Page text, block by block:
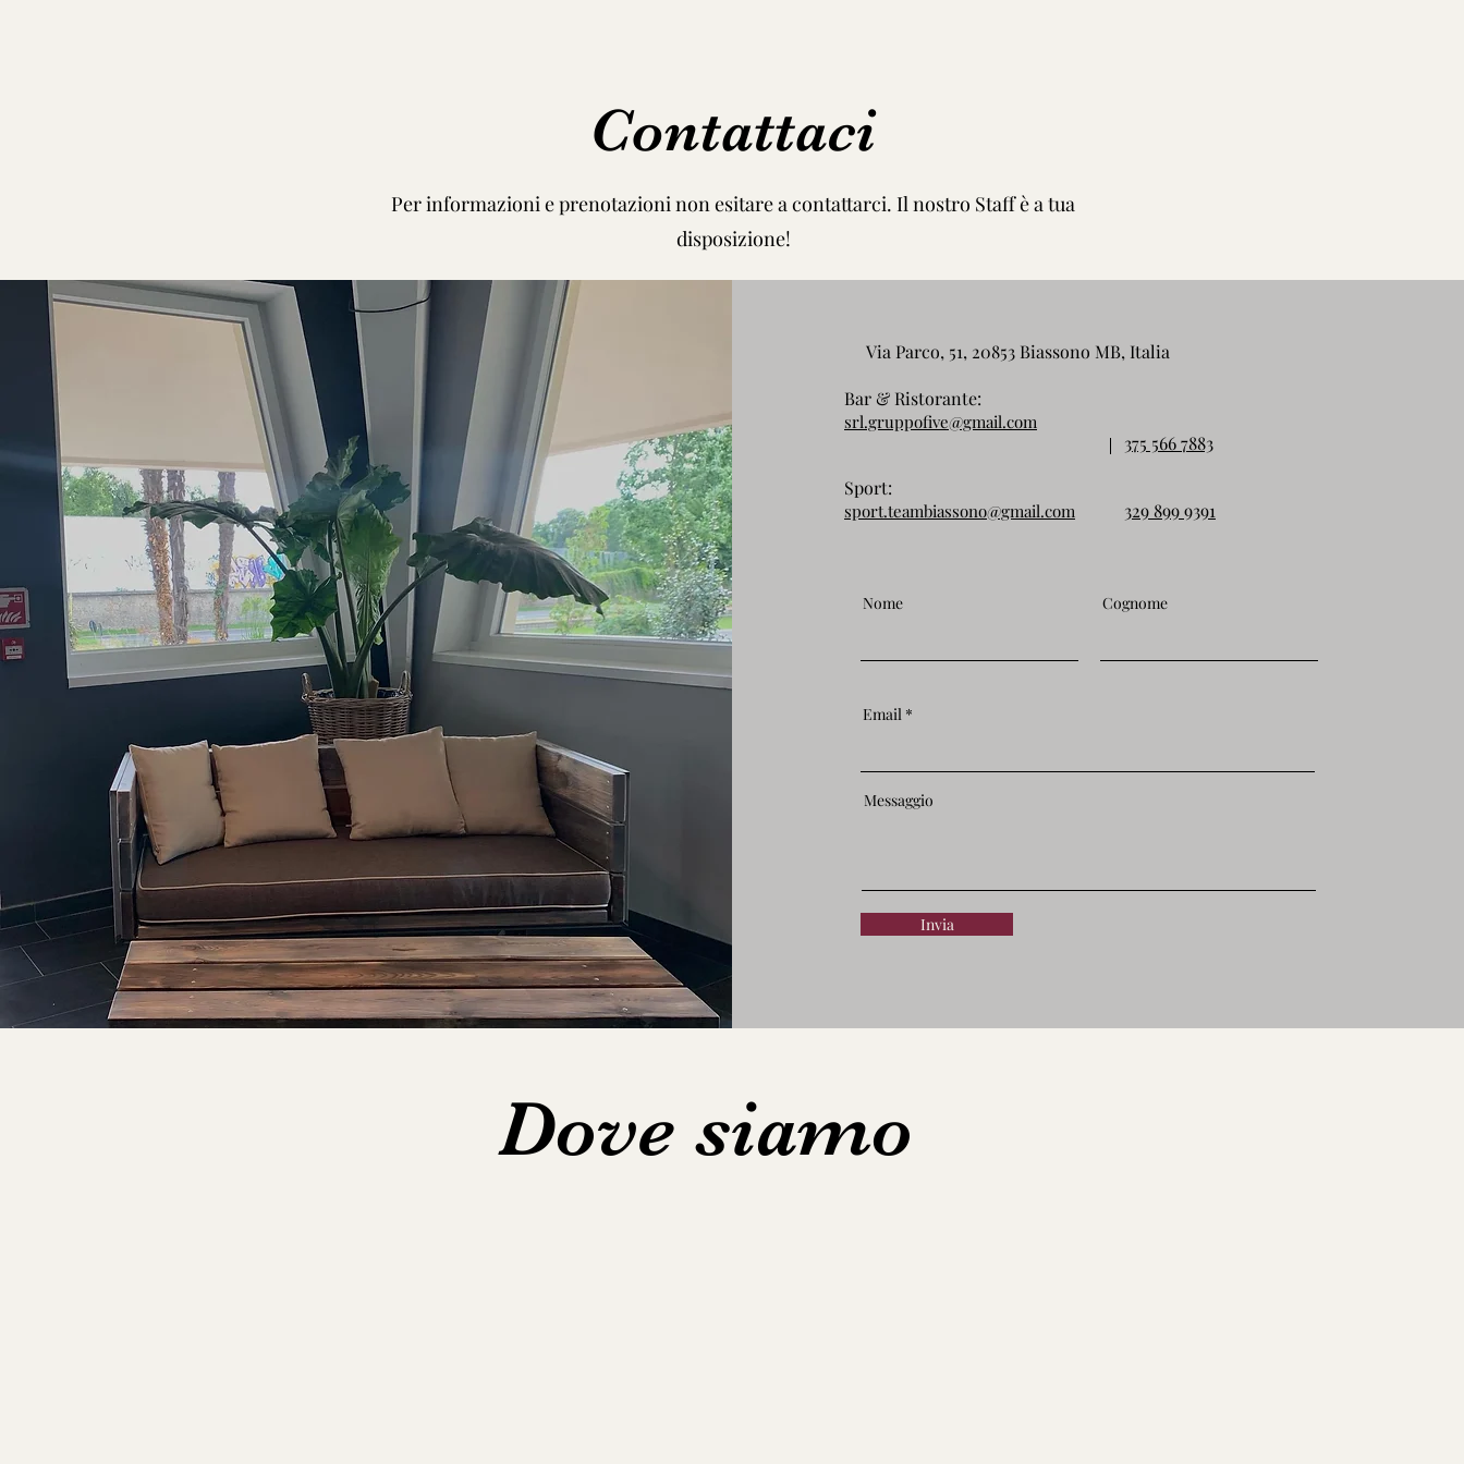
Contattaci
Per informazioni e prenotazioni non esitare a contattarci. Il nostro Staff è a tua
disposizione!
Via Parco, 51, 20853 Biassono MB, Italia
Bar & Ristorante:
srl.gruppofive@gmail.com
375 566 7883
Sport:
sport.teambiassono@gmail.com 329 899 9391
Nome Cognome
Email
Messaggio
Invia
Dove siamo